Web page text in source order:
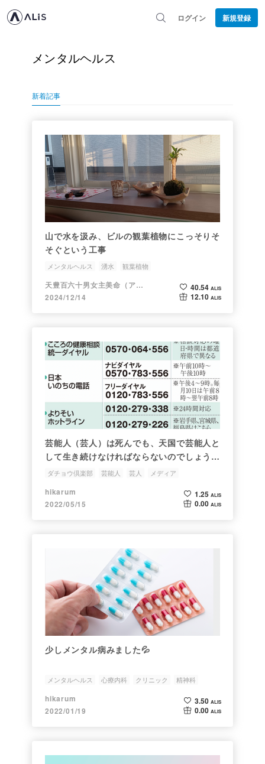
ログイン 新規登録
メンタルヘルス
新着記事
山で水を汲み、ビルの観葉植物にこっそりそ
そぐという工事
メンタルヘルス 湧水 観葉植物
天豊百六十男女主美命（アメ）
2024/12/14
40.54 ALIS
12.10 ALIS
芸能人（芸人）は死んでも、天国で芸能人と
して生き続けなければならないのでしょう
か？
ダチョウ倶楽部 芸能人 芸人
メディア
メンタルヘルス
hikarum
2022/05/15
1.25 ALIS
0.00 ALIS
少しメンタル病みました💦
メンタルヘルス 心療内科 クリニック
精神科
バイアス
hikarum
2022/01/19
3.50 ALIS
0.00 ALIS